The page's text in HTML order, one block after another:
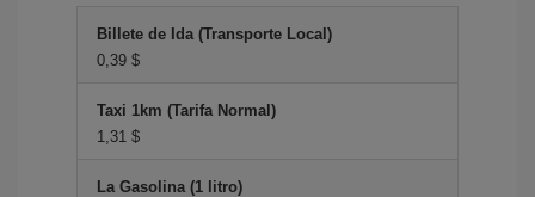
Billete de Ida (Transporte Local)
0,39 $
Taxi 1km (Tarifa Normal)
1,31 $
La Gasolina (1 litro)